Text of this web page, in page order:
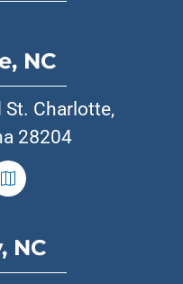
NC
St. Charlotte,
28204
NC